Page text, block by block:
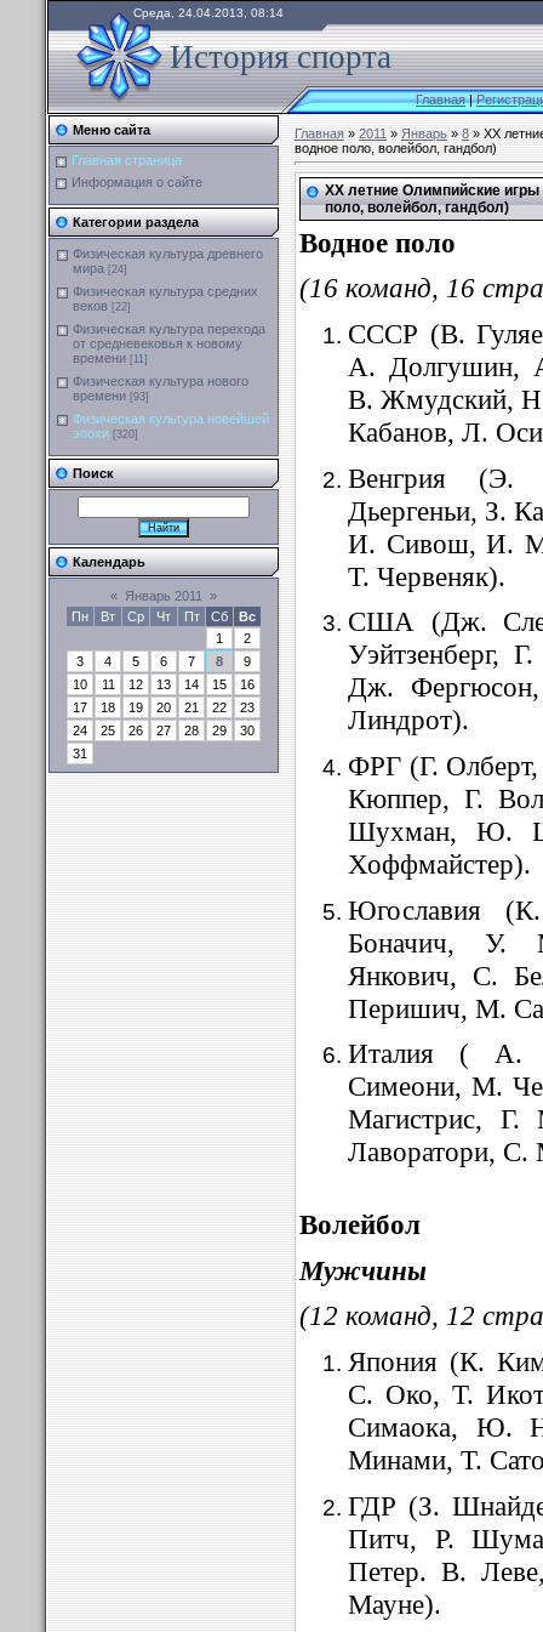
Среда, 24.04.2013, 08:14
История спорта
Главная|
Меню сайта
Главная страница
Информация о сайте
Категории раздела
Физическая культура древнего
мира [24]
Физическая культура средних
веков [22]
Физическая культура перехода
от средневековья к новому
времени [11]
Физическая культура нового
времени [93]
Физическая культура новейшей
эпохи [320]
Поиск
Календарь
« Январь 2011
»
Пн
Вт Ср Чт Пт Сб
Вс
1
2
3
4 5 6 7 8
9
10
11 12 13 14 15
16
17
18 19 20 21 22
23
24
25 26 27 28 29
30
31
Главная»2011»Январь»8» XX
водное поло, волейбол, гандбол)
XX летние Олимпийские игры
поло, волейбол, гандбол)
Водное поло
(16 команд, 16
СССР (В.
А. Долгушин,
В. Жмудский,
Кабанов, Л.
Венгрия
Дьергеньи, З.
И. Сивош, И.
Т. Червеняк).
США (Дж.
Дж.
Линдрот).
ФРГ (Г.
Кюппер, Г.
Шухман, Ю.
Хоффмайстер).
Югославия
Боначич, У.
Янкович, С.
Перишич, М.
Италия ( А.
Симеони, М.
Магистрис,
Лаворатори,
Волейбол
Мужчины
(12 команд, 12
Япония (К.
С. Око, Т.
Симаока, Ю.
Минами, Т.
ГДР (З.
Питч, Р.
Петер. В.
Мауне).